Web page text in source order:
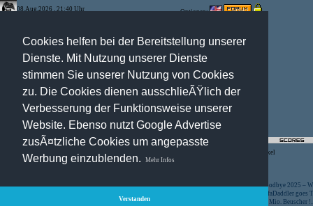
Cookies helfen bei der Bereitstellung unserer
Dienste. Mit Nutzung unserer Dienste
stimmen Sie unserer Nutzung von Cookies
zu. Die Cookies dienen ausschlieÃŸlich der
Verbesserung der Funktionsweise unserer
Website. Ebenso nutzt Google Advertise
zusÃ¤tzliche Cookies um angepasste
Werbung einzublenden.
Mehr Infos
Verstanden
08.Aug.2026 , 21:40 Uhr Optionen:
Artikel
Besucher:44451392 CS -SniperWar Server
Goodbye 2025 –
SofaDaddler goes
CS -FunYard
40 Mio. Beuscher